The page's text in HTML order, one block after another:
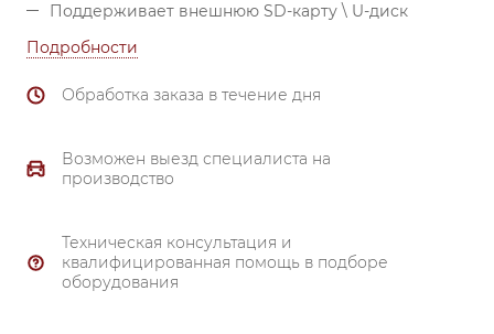
Поддерживает внешнюю SD-карту \ U-диск
Идеальная защита: встроенный
источника питания для повышения надежности.
Подробности
Обработка заказа в течение дня
Возможен выезд специалиста на
производство
Техническая консультация и
квалифицированная помощь в подборе
оборудования